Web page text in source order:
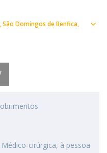
São Domingos de Benfica,
cirúrgica, à pessoa